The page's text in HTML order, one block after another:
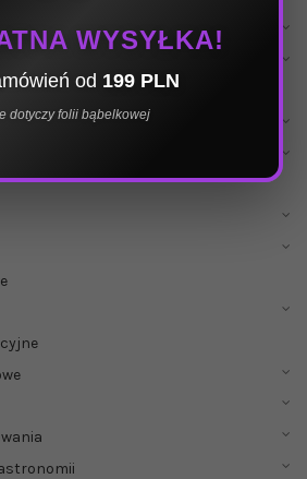
WYSYŁKA!
od 199 PLN
dotyczy folii bąbelkowej